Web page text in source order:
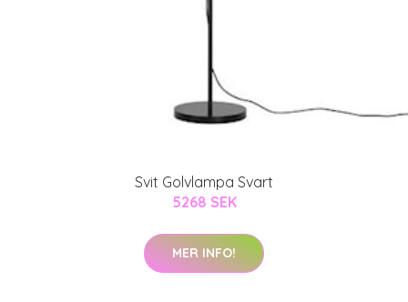
Svit Golvlampa Svart
5268 SEK
MER INFO!